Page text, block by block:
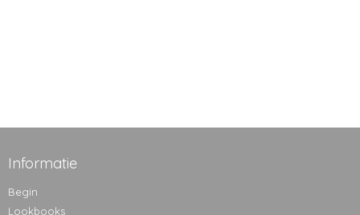
Informatie
Begin
Lookbooks